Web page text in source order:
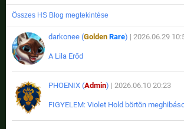
Összes HS Blog megtekintése
darkonee (Golden Rare) | 2026.06.29
A Lila Erőd
PHOENIX (Admin) | 2026.06.10 20:23
FIGYELEM: Violet Hold börtön